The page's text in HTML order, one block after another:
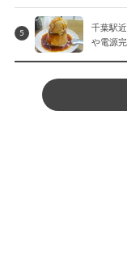
5
千葉駅
や電源